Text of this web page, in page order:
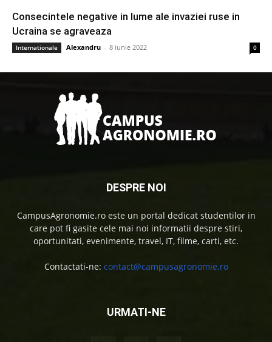
Consecintele negative in lume ale invaziei ruse in
Ucraina se agraveaza
Internationale Alexandru - 8 iunie 2022 0
DESPRE NOI
CampusAgronomie.ro este un portal dedicat studentilor in
care pot fi gasite cele mai noi informatii despre stiri,
oportunitati, evenimente, travel, IT, filme, carti, etc.
Contactati-ne: contact@campusagronomie.ro
URMATI-NE